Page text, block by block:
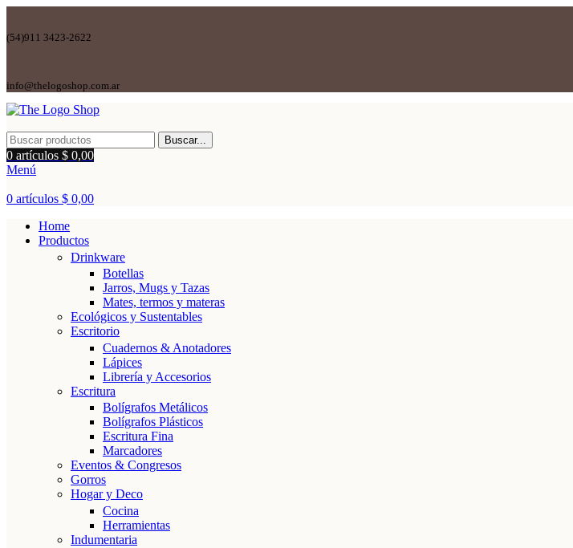
(54)911 3423-2622
info@thelogoshop.com.ar
Buscar...
0 artículos $ 0,00
Menú
0 artículos $ 0,00
Home
Productos
Drinkware
Botellas
Jarros, Mugs y Tazas
Mates, termos y materas
Ecológicos y Sustentables
Escritorio
Cuadernos & Anotadores
Lápices
Librería y Accesorios
Escritura
Bolígrafos Metálicos
Bolígrafos Plásticos
Escritura Fina
Marcadores
Eventos & Congresos
Gorros
Hogar y Deco
Cocina
Herramientas
Indumentaria